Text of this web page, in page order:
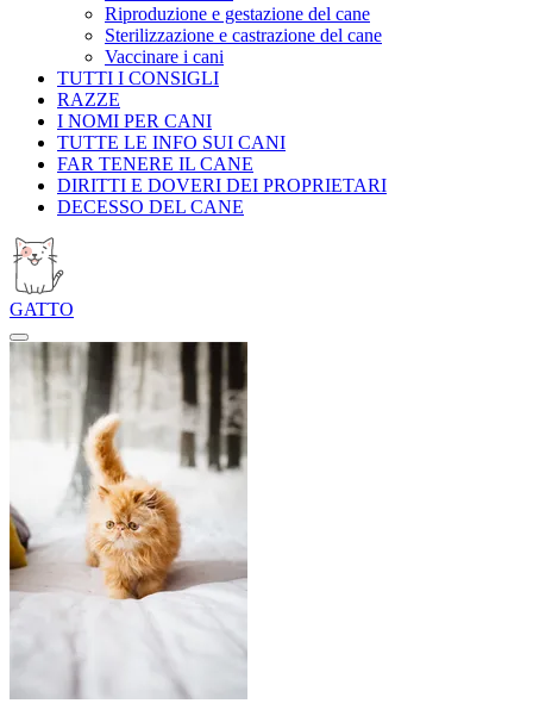
Riproduzione e gestazione del cane
Sterilizzazione e castrazione del cane
Vaccinare i cani
TUTTI I CONSIGLI
RAZZE
I NOMI PER CANI
TUTTE LE INFO SUI CANI
FAR TENERE IL CANE
DIRITTI E DOVERI DEI PROPRIETARI
DECESSO DEL CANE
GATTO